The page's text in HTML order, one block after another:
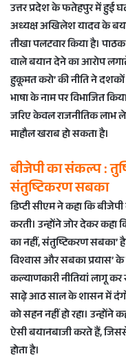
उत्तर प्रदेश के फतेहपुर में हुई
अध्यक्ष अखिलेश यादव के
तीखा पलटवार किया है।
वाले बयान देने का आरोप
हुकूमत करो’ की नीति ने
भाषा के नाम पर विभाजित
जरिए केवल राजनीतिक लाभ
माहौल खराब हो सकता है।
बीजेपी का संकल्प :
संतुष्टिकरण सबका
डिप्टी सीएम ने कहा कि
करती। उन्होंने जोर देकर कहा
का नहीं, संतुष्टिकरण सबका’
विश्वास और सबका प्रयास’
कल्याणकारी नीतियां लागू कर
साढ़े आठ साल के शासन में दंगों
को सहन नहीं हो रहा।
ऐसी बयानबाजी करते हैं,
होता है।